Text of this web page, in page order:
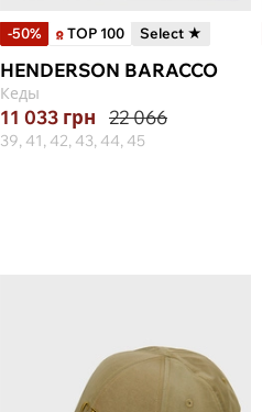
-50% TOP 100 Select ★
HENDERSON BARACCO
Кеды
11 033 грн 22 066
39, 41, 42, 43, 44, 45